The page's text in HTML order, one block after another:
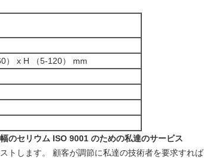
） x H （5-120） mm
のセリウム ISO 9001 のための私達のサービス
トします。 顧客が調節に私達の技術者を要求すれば